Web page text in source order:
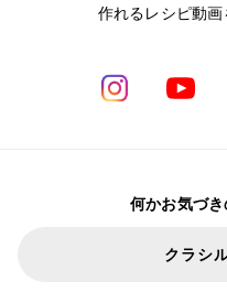
作れるレシピ動画
何かお気づ
クラシ